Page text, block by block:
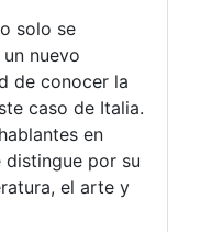
solo se
nuevo
de conocer la
caso de Italia.
en
por su
el arte y